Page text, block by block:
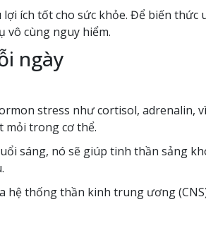
ích tốt cho sức khỏe. Để biến
vô cùng nguy hiểm.
ngày
stress như cortisol, adrenalin,
mỏi trong cơ thể.
sáng, nó sẽ giúp tinh thần sảng
thống thần kinh trung ương